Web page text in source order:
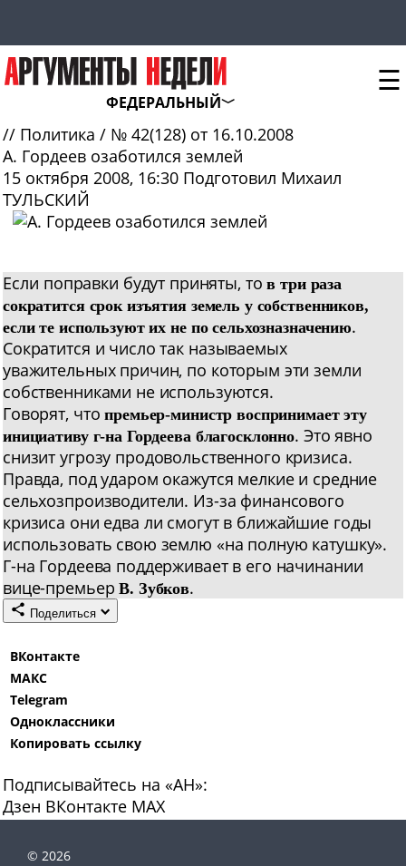
ФЕДЕРАЛЬНЫЙ
☰
// Политика / № 42(128) от 16.10.2008
А. Гордеев озаботился землей
15 октября 2008, 16:30 Подготовил Михаил
ТУЛЬСКИЙ
Если поправки будут приняты, тов три раза
сократится срок изъятия земель у собственников,
если те используют их не по сельхозназначению.
Сократится и число так называемых
уважительных причин, по которым эти земли
собственниками не используются.
Говорят, чтопремьер-министр воспринимает эту
инициативу г-на Гордеева благосклонно. Это явно
снизит угрозу продовольственного кризиса.
Правда, под ударом окажутся мелкие и средние
сельхозпроизводители. Из-за финансового
кризиса они едва ли смогут в ближайшие годы
использовать свою землю «на полную катушку».
Г-на Гордеева поддерживает в его начинании
вице-премьерВ. Зубков.
Поделиться
ВКонтакте
МАКС
Telegram
Одноклассники
Копировать ссылку
Подписывайтесь на «АН»:
Дзен ВКонтакте МАХ
© 2026